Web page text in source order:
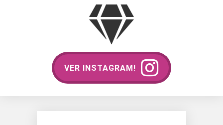
VER INSTAGRAM!